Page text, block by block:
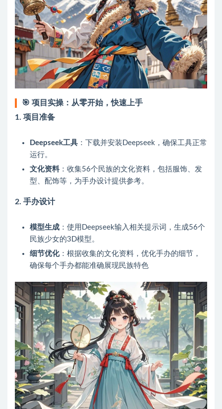
🎯 项目实操：从零开始，快速上手
1. 项目准备
Deepseek工具 ：下载并安装Deepseek，确保工具正常
运行。
文化资料 ：收集56个民族的文化资料，包括服饰、发
型、配饰等，为手办设计提供参考。
2. 手办设计
模型生成 ：使用Deepseek输入相关提示词，生成56个
民族少女的3D模型。
细节优化：根据收集的文化资料，优化手办的细节，
确保每个手办都能准确展现民族特色